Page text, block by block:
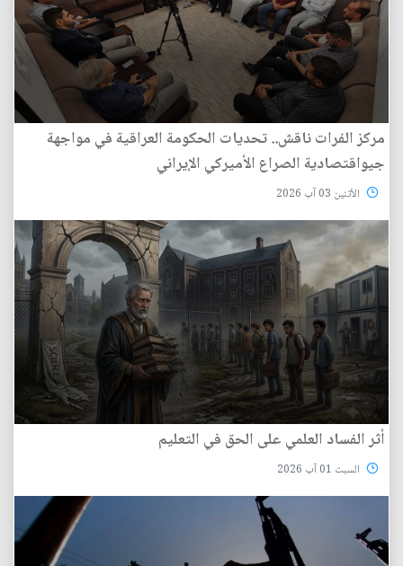
مركز الفرات ناقش.. تحديات الحكومة العراقية في مواجهة
جيواقتصادية الصراع الأميركي الإيراني
الأثنين 03 آب 2026
أثر الفساد العلمي على الحق في التعليم
السبت 01 آب 2026